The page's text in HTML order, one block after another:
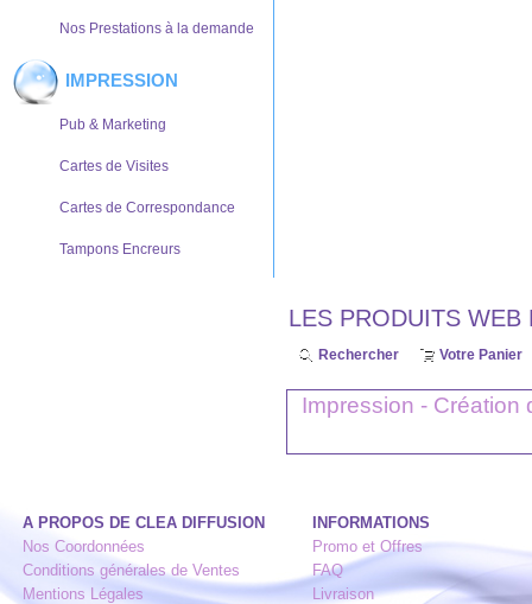
Nos Prestations à la demande
IMPRESSION
Pub & Marketing
Cartes de Visites
Cartes de Correspondance
Tampons Encreurs
LES PRODUITS
Rechercher Votre Panier
Impression - Création
A PROPOS DE CLEA DIFFUSION
INFORMATIONS
Nos Coordonnées
Promo et Offres
Conditions générales de Ventes
FAQ
Mentions Légales
Livraison